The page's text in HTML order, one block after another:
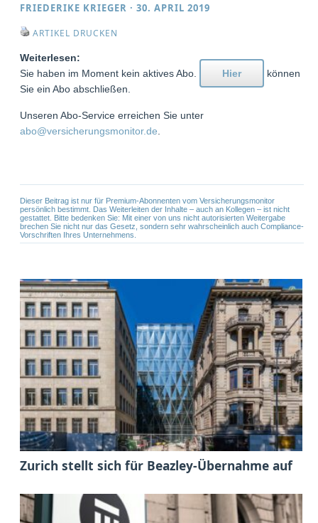
FRIEDERIKE KRIEGER ·30. APRIL 2019
ARTIKEL DRUCKEN
Weiterlesen:
Sie haben im Moment kein aktives Abo.
Hier
können
Sie ein Abo abschließen.
Unseren Abo-Service erreichen Sie unter
abo@versicherungsmonitor.de
Dieser Beitrag ist nur für Premium-Abonnenten vom Versicherungsmonitor
persönlich bestimmt. Das Weiterleiten der Inhalte – auch an Kollegen – ist nicht
gestattet. Bitte bedenken Sie: Mit einer von uns nicht autorisierten Weitergabe
brechen Sie nicht nur das Gesetz, sondern sehr wahrscheinlich auch Compliance-
Vorschriften Ihres Unternehmens.
Zurich stellt sich für Beazley-Übernahme auf